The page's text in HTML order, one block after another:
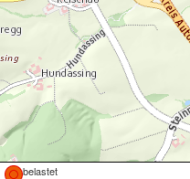
belastet